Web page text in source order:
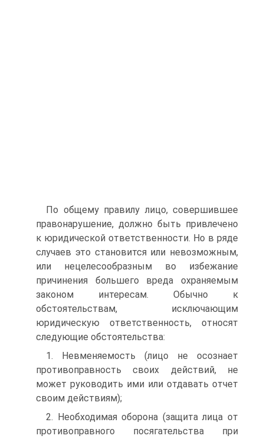
По общему правилу лицо, совершившее
правонарушение, должно быть привлечено
к юридической ответственности. Но в ряде
случаев это становится или невозможным,
или нецелесообразным во избежание
причинения большего вреда охраняемым
законом интересам. Обычно к
обстоятельствам, исключающим
юридическую ответственность, относят
следующие обстоятельства:
1. Невменяемость (лицо не осознает
противоправность своих действий, не
может руководить ими или отдавать отчет
своим действиям);
2. Необходимая оборона (защита лица от
противоправного посягательства при